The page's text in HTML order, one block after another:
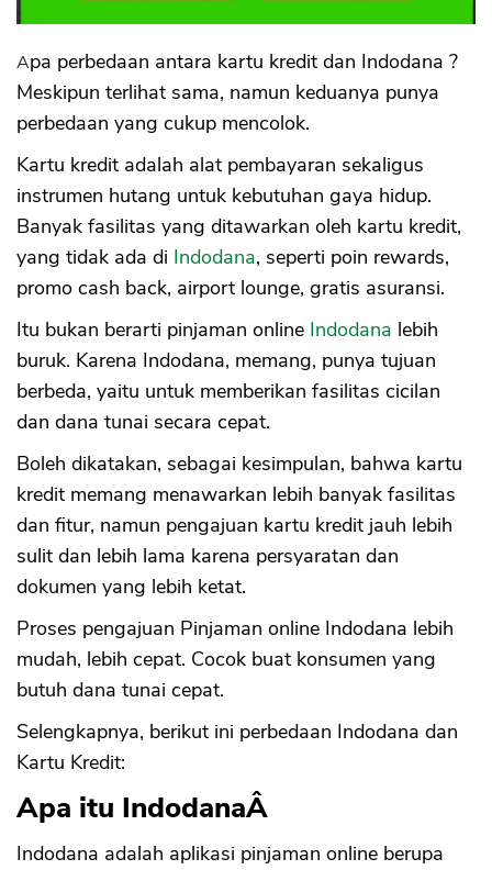
Apa perbedaan antara kartu kredit dan Indodana ?
Meskipun terlihat sama, namun keduanya punya
perbedaan yang cukup mencolok.
Kartu kredit adalah alat pembayaran sekaligus
instrumen hutang untuk kebutuhan gaya hidup.
Banyak fasilitas yang ditawarkan oleh kartu kredit,
yang tidak ada di Indodana, seperti poin rewards,
promo cash back, airport lounge, gratis asuransi.
Itu bukan berarti pinjaman online Indodana lebih
buruk. Karena Indodana, memang, punya tujuan
berbeda, yaitu untuk memberikan fasilitas cicilan
dan dana tunai secara cepat.
Boleh dikatakan, sebagai kesimpulan, bahwa kartu
kredit memang menawarkan lebih banyak fasilitas
dan fitur, namun pengajuan kartu kredit jauh lebih
sulit dan lebih lama karena persyaratan dan
dokumen yang lebih ketat.
Proses pengajuan Pinjaman online Indodana lebih
mudah, lebih cepat. Cocok buat konsumen yang
butuh dana tunai cepat.
Selengkapnya, berikut ini perbedaan Indodana dan
Kartu Kredit:
Apa itu IndodanaÂ
Indodana adalah aplikasi pinjaman online berupa